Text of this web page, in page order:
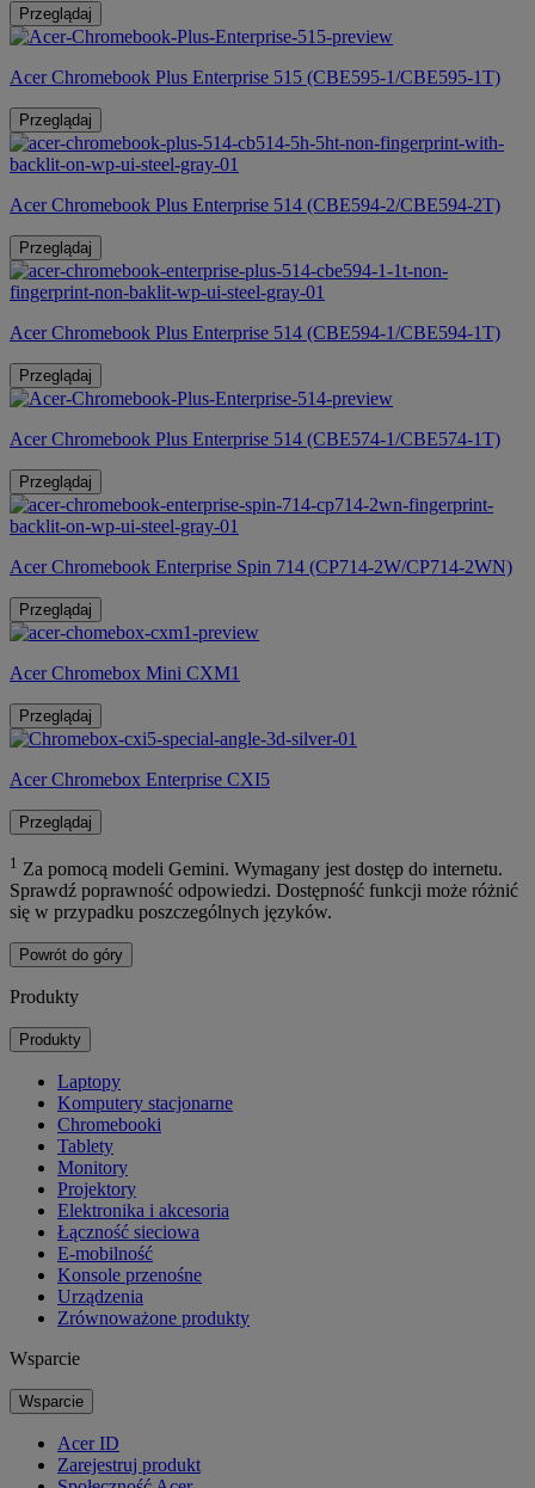
Przeglądaj
Acer Chromebook Plus Enterprise 515 (CBE595-1/CBE595-1T)
Przeglądaj
Acer Chromebook Plus Enterprise 514 (CBE594-2/CBE594-2T)
Przeglądaj
Acer Chromebook Plus Enterprise 514 (CBE594-1/CBE594-1T)
Przeglądaj
Acer Chromebook Plus Enterprise 514 (CBE574-1/CBE574-1T)
Przeglądaj
Acer Chromebook Enterprise Spin 714 (CP714-2W/CP714-2WN)
Przeglądaj
Acer Chromebox Mini CXM1
Przeglądaj
Acer Chromebox Enterprise CXI5
Przeglądaj
1 Za pomocą modeli Gemini. Wymagany jest dostęp do internetu.
Sprawdź poprawność odpowiedzi. Dostępność funkcji może różnić
się w przypadku poszczególnych języków.
Powrót do góry
Produkty
Produkty
Laptopy
Komputery stacjonarne
Chromebooki
Tablety
Monitory
Projektory
Elektronika i akcesoria
Łączność sieciowa
E-mobilność
Konsole przenośne
Urządzenia
Zrównoważone produkty
Wsparcie
Wsparcie
Acer ID
Zarejestruj produkt